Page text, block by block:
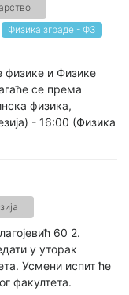
Физика зграде - ФЗ
физике и Физике
се према
физика,
- 16:00 (Физика
60 2.
у уторак
Усмени испит ће
факултета.